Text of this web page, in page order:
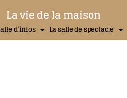
La vie de la maison
d’infos La salle de spectacle